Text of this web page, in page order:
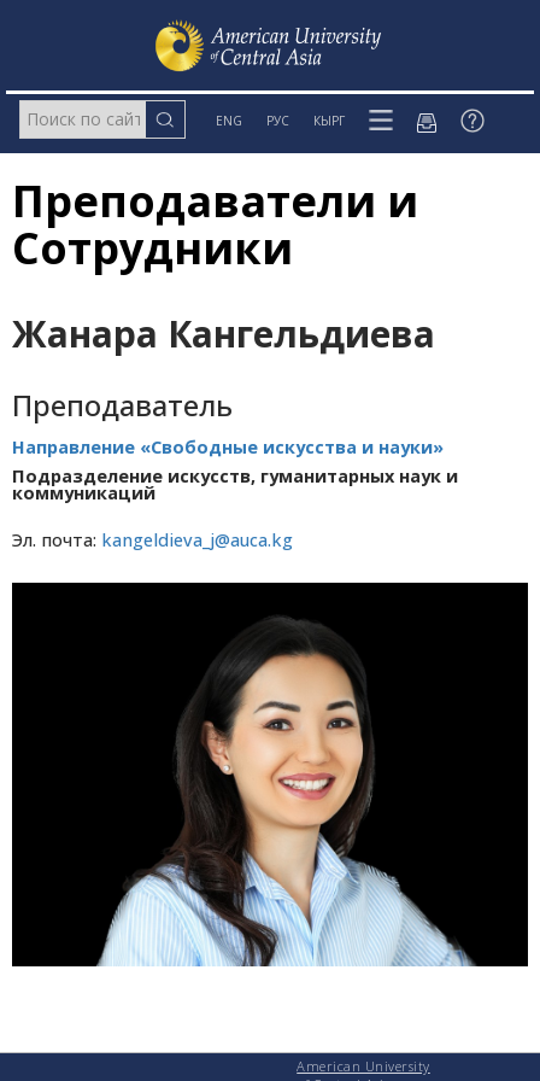
ENG РУС КЫРГ
Преподаватели и
Сотрудники
Жанара Кангельдиева
Преподаватель
Направление «Свободные искусства и науки»
Подразделение искусств, гуманитарных наук и
коммуникаций
Эл. почта: kangeldieva_j@auca.kg
American University